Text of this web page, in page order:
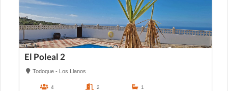
El Poleal 2
Todoque - Los Llanos
4 2 1